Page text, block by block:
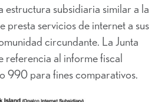
estructura subsidiaria similar a la
presta servicios de internet a sus
circundante. La Junta
referencia al informe fiscal
990 para fines comparativos.